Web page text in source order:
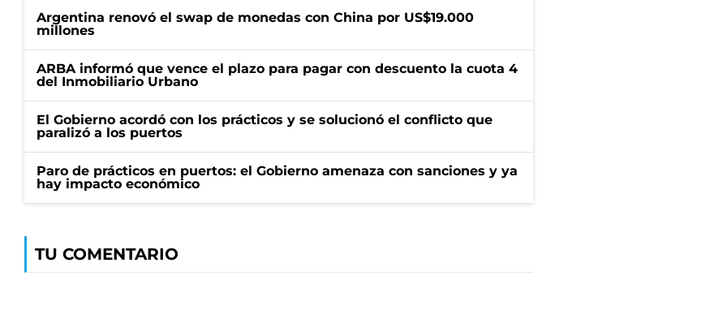
Argentina renovó el swap de monedas con China por US$19.000
millones
ARBA informó que vence el plazo para pagar con descuento la cuota 4
del Inmobiliario Urbano
El Gobierno acordó con los prácticos y se solucionó el conflicto que
paralizó a los puertos
Paro de prácticos en puertos: el Gobierno amenaza con sanciones y ya
hay impacto económico
TU COMENTARIO